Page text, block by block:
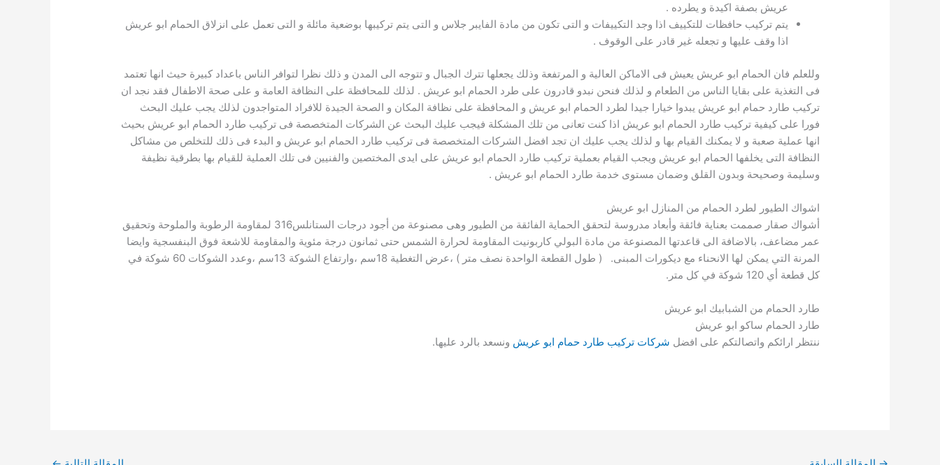
عريش بصفة اكيدة و يطرده .
يتم تركيب حافظات للتكييف اذا وجد التكييفات و التى تكون من مادة الفايبر جلاس و التى يتم تركيبها بوضعية مائلة و التى تعمل على انزلاق الحمام ابو عريش
اذا وقف عليها و تجعله غير قادر على الوقوف .
وللعلم فان الحمام ابو عريش يعيش فى الاماكن العالية و المرتفعة وذلك يجعلها تترك الجبال و تتوجه الى المدن و ذلك نظرا لتوافر الناس باعداد كبيرة حيث انها تعتمد
فى التغذية على بقايا الناس من الطعام و لذلك فنحن نبدو قادرون على طرد الحمام ابو عريش . لذلك للمحافظة على النظافة العامة و على صحة الاطفال فقد نجد ان
تركيب طارد حمام ابو عريش يبدوا خيارا جيدا لطرد الحمام ابو عريش و المحافظة على نظافة المكان و الصحة الجيدة للافراد المتواجدون لذلك يجب عليك البحث
فورا على كيفية تركيب طارد الحمام ابو عريش اذا كنت تعانى من تلك المشكلة فيجب عليك البحث عن الشركات المتخصصة فى تركيب طارد الحمام ابو عريش بحيث
انها عملية صعبة و لا يمكنك القيام بها و لذلك يجب عليك ان تجد افضل الشركات المتخصصة فى تركيب طارد الحمام ابو عريش و البدء فى ذلك للتخلص من مشاكل
النظافة التى يخلفها الحمام ابو عريش ويجب القيام بعملية تركيب طارد الحمام ابو عريش على ايدى المختصين والفنيين فى تلك العملية للقيام بها بطرقية نظيفة
وسليمة وصحيحة وبدون القلق وضمان مستوى خدمة طارد الحمام ابو عريش .
اشواك الطيور لطرد الحمام من المنازل ابو عريش
أشواك صقار صممت بعناية فائقة وأبعاد مدروسة لتحقق الحماية الفائقة من الطيور وهى مصنوعة من أجود درجات الستانلس316 لمقاومة الرطوبة والملوحة وتحقيق
عمر مضاعف، بالاضافة الى قاعدتها المصنوعة من مادة البولي كاربونيت المقاومة لحرارة الشمس حتى ثمانون درجة مئوية والمقاومة للاشعة فوق البنفسجية وايضا
المرنة التي يمكن لها الانحناء مع ديكورات المبنى. ( طول القطعة الواحدة نصف متر ) ،عرض التغطية 18سم ،وارتفاع الشوكة 13سم ،وعدد الشوكات 60 شوكة في
كل قطعة أي 120 شوكة في كل متر.
طارد الحمام من الشبابيك ابو عريش
طارد الحمام ساكو ابو عريش
ننتظر ارائكم واتصالتكم على افضل شركات تركيب طارد حمام ابو عريش ونسعد بالرد عليها.